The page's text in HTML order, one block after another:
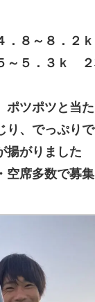
８～８．２
．３ｋ ２
ポツポツと当
り、でっぷり
揚がりました
空席多数で募